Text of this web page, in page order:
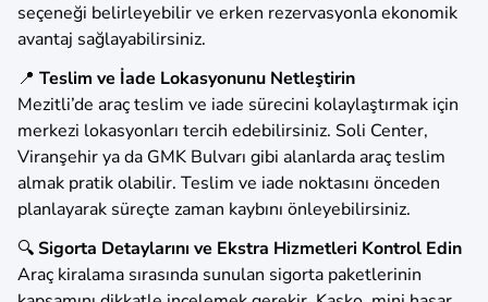
seçeneği belirleyebilir ve erken rezervasyonla ekonomik
avantaj sağlayabilirsiniz.
📍 Teslim ve İade Lokasyonunu Netleştirin
Mezitli’de araç teslim ve iade sürecini kolaylaştırmak için
merkezi lokasyonları tercih edebilirsiniz. Soli Center,
Viranşehir ya da GMK Bulvarı gibi alanlarda araç teslim
almak pratik olabilir. Teslim ve iade noktasını önceden
planlayarak süreçte zaman kaybını önleyebilirsiniz.
🔍Sigorta Detaylarını ve Ekstra Hizmetleri Kontrol Edin
Araç kiralama sırasında sunulan sigorta paketlerinin